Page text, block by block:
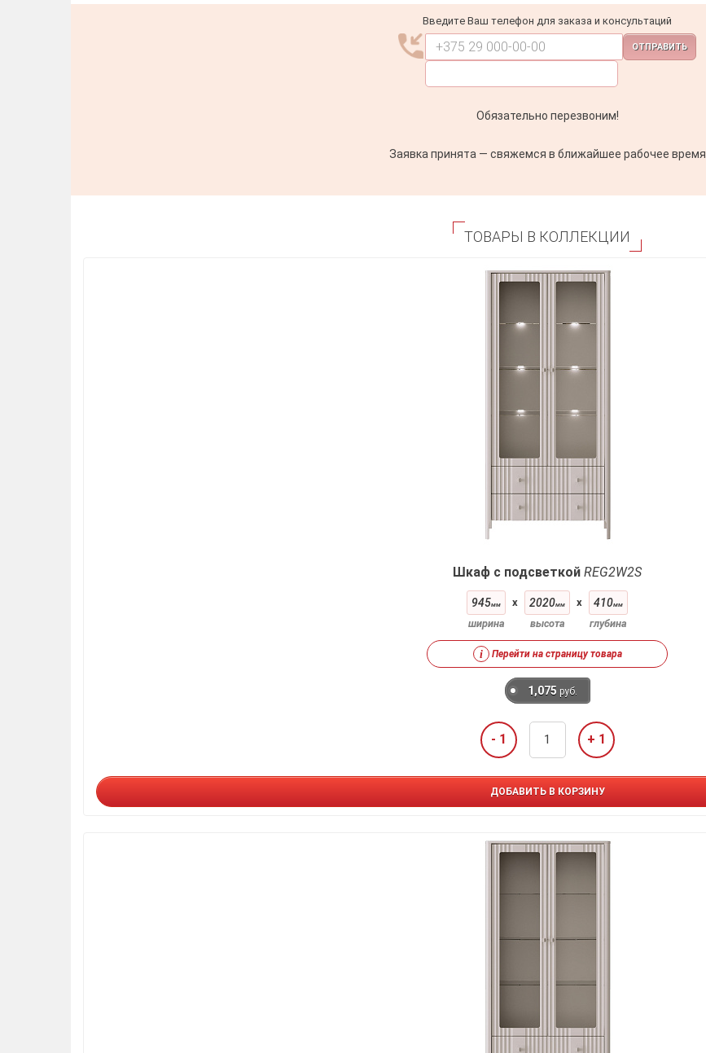
Введите Ваш телефон для заказа и консультаций
ОТПРАВИТЬ
Обязательно перезвоним!
Заявка принята — свяжемся в ближайшее рабочее время
ТОВАРЫ В КОЛЛЕКЦИИ
Шкаф с подсветкой REG2W2S
945мм
ширина
x 2020мм
высота
x 410мм
глубина
i Перейти на страницу товара
1,075 руб.
- 1 + 1
ДОБАВИТЬ В КОРЗИНУ